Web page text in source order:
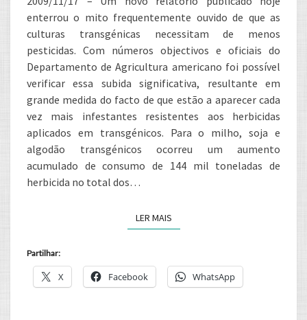
TRANSGÉNICOS
enterrou o mito frequentemente ouvido de que as
culturas transgénicas necessitam de menos
pesticidas. Com números objectivos e oficiais do
Departamento de Agricultura americano foi possível
verificar essa subida significativa, resultante em
grande medida do facto de que estão a aparecer cada
vez mais infestantes resistentes aos herbicidas
aplicados em transgénicos. Para o milho, soja e
algodão transgénicos ocorreu um aumento
acumulado de consumo de 144 mil toneladas de
herbicida no total dos…
LER MAISLER MAIS
Partilhar:
X Facebook WhatsApp